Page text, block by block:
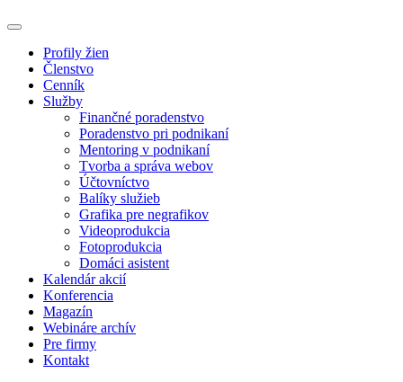
Profily žien
Členstvo
Cenník
Služby
Finančné poradenstvo
Poradenstvo pri podnikaní
Mentoring v podnikaní
Tvorba a správa webov
Účtovníctvo
Balíky služieb
Grafika pre negrafikov
Videoprodukcia
Fotoprodukcia
Domáci asistent
Kalendár akcií
Konferencia
Magazín
Webináre archív
Pre firmy
Kontakt